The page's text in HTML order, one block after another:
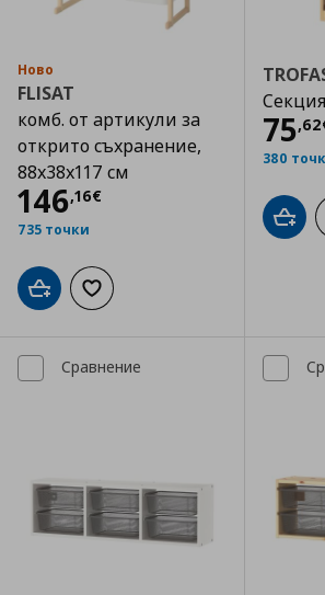
Ново
FLISAT
комб. от артикули за
открито съхранение,
88x38x117 см
146,16€
Цена
735 точки
Добави в кошницата
Добави към списъка с любими
75,62
380
Сравнение